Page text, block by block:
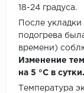
18-24 градуса.
После
подогрева
времени)
Изменение
на 5 °C в сутки.
Температура